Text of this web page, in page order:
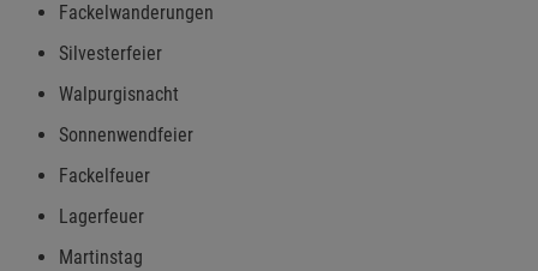
Fackelwanderungen
Silvesterfeier
Walpurgisnacht
Sonnenwendfeier
Fackelfeuer
Lagerfeuer
Martinstag
Einstellungen speichern für die Gruppe
Einstellungen speichern für die Gruppe
Notwendige Cookies (5)
Beschreibung Notwendige Cookies